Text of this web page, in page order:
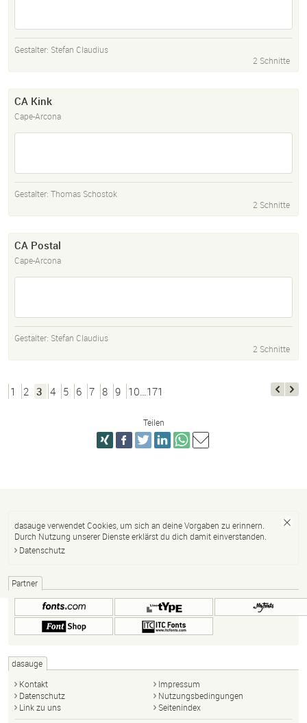
Gestalter: Stefan Claudius
2 Schnitte
CA Kink
Cape-Arcona
Gestalter: Thomas Schostok
2 Schnitte
CA Postal
Cape-Arcona
Gestalter: Stefan Claudius
2 Schnitte
1 2 3 4 5 6 7 8 9 10…171
Teilen
dasauge verwendet Cookies, um sich an deine Vorgaben zu erinnern.
Durch Nutzung unserer Dienste erklärst du dich damit einverstanden.
Datenschutz
Partner
dasauge
Kontakt
Impressum
Datenschutz
Nutzungsbedingungen
Link zu uns
Seitenindex